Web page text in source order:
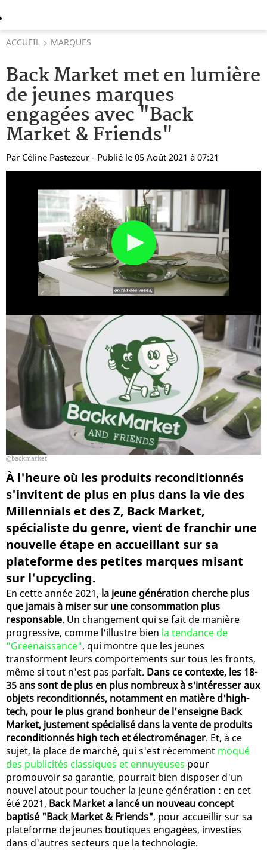
ACCUEIL MARQUES
Back Market met en lumière
de jeunes marques
engagées avec "Back
Market & Friends"
Par Céline Pastezeur - Publié le 05 Août 2021 à 07:21
backmarket
À l'heure où les produits reconditionnés
s'invitent de plus en plus dans la vie des
Millennials et des Z, Back Market,
spécialiste du genre, vient de franchir une
nouvelle étape en accueillant sur sa
plateforme des petites marques misant
sur l'upcycling.
En cette année 2021, la jeune génération cherche plus
que jamais à miser sur une consommation plus
responsable. Un changement qui se fait de manière
progressive, comme l'illustre bien la tendance de
"Greenaissance", qui montre que les jeunes
transforment leurs comportements sur tous les fronts,
même si tout n'est pas parfait. Dans ce contexte, les 18-
35 ans sont de plus en plus nombreux à s'intéresser aux
objets reconditionnés, notamment en matière d'high-
tech, pour le plus grand bonheur de l'enseigne Back
Market, justement spécialisé dans la vente de produits
reconditionnés high tech et électroménager. Et, à ce
sujet, la place de marché, qui s'est récemment moqué
des publicités classiques et ennuyeuses pour
promouvoir sa garantie, pourrait bien disposer d'un
nouvel atout pour toucher la jeune génération : en cet
été 2021, Back Market a lancé un nouveau concept
baptisé "Back Market & Friends", pour accueillir sur sa
plateforme de jeunes boutiques engagées, investies
dans d'autres secteurs que la technologie.